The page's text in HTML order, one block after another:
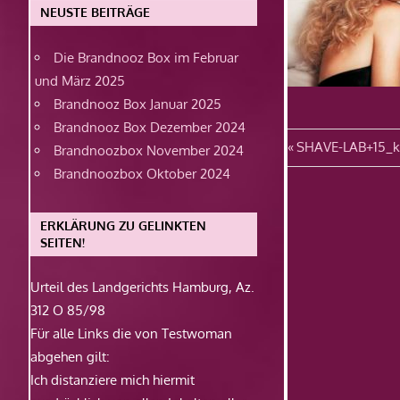
Vorheriger
Beitrag:
SHAVE-
NEUSTE BEITRÄGE
Die Brandnooz Box im Februar
und März 2025
Brandnooz Box Januar 2025
Brandnooz Box Dezember 2024
Brandnoozbox November 2024
Brandnoozbox Oktober 2024
ERKLÄRUNG ZU GELINKTEN
SEITEN!
Urteil des Landgerichts Hamburg, Az.
312 O 85/98
Für alle Links die von Testwoman
abgehen gilt:
Ich distanziere mich hiermit